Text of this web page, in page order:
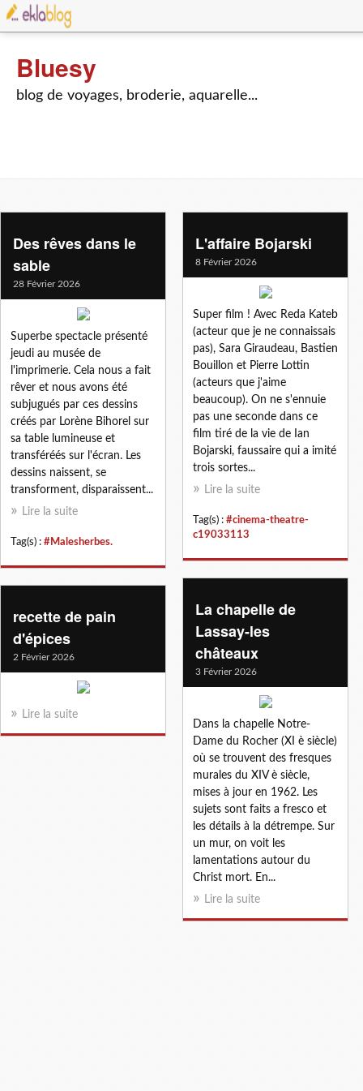
Bluesy
blog de voyages, broderie, aquarelle...
Des rêves dans le
sable
28 Février 2026
Superbe spectacle présenté
jeudi au musée de
l'imprimerie. Cela nous a fait
rêver et nous avons été
subjugués par ces dessins
créés par Lorène Bihorel sur
sa table lumineuse et
transféréés sur l'écran. Les
dessins naissent, se
transforment, disparaissent...
Lire la suite
Tag(s) : #Malesherbes.
L'affaire Bojarski
8 Février 2026
Super film ! Avec Reda Kateb
(acteur que je ne connaissais
pas), Sara Giraudeau, Bastien
Bouillon et Pierre Lottin
(acteurs que j'aime
beaucoup). On ne s'ennuie
pas une seconde dans ce
film tiré de la vie de Ian
Bojarski, faussaire qui a imité
trois sortes...
Lire la suite
Tag(s) : #cinema-theatre-
c19033113
La chapelle de
Lassay-les
châteaux
3 Février 2026
Dans la chapelle Notre-
Dame du Rocher (XI è siècle)
où se trouvent des fresques
murales du XIV è siècle,
mises à jour en 1962. Les
sujets sont faits a fresco et
les détails à la détrempe. Sur
un mur, on voit les
lamentations autour du
Christ mort. En...
Lire la suite
recette de pain
d'épices
2 Février 2026
Lire la suite